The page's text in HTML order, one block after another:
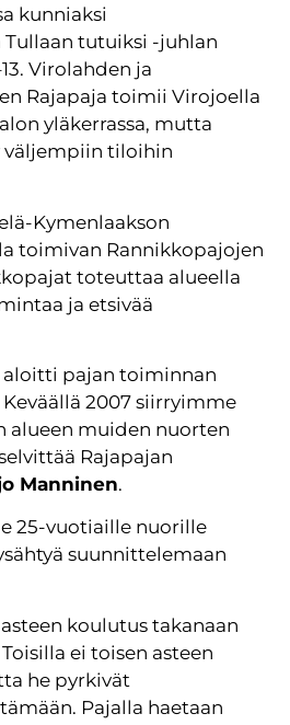
kunniaksi
tutuiksi -juhlan
Virolahden ja
Rajapaja toimii Virojoella
yläkerrassa, mutta
väljempiin tiloihin
Kymenlaakson
toimivan Rannikkopajojen
toteuttaa alueella
ja etsivää
aloitti pajan toiminnan
2007 siirryimme
alueen muiden nuorten
Rajapajan
Manninen.
25-vuotiaille nuorille
suunnittelemaan
koulutus takanaan
ei toisen asteen
he pyrkivät
Pajalla haetaan